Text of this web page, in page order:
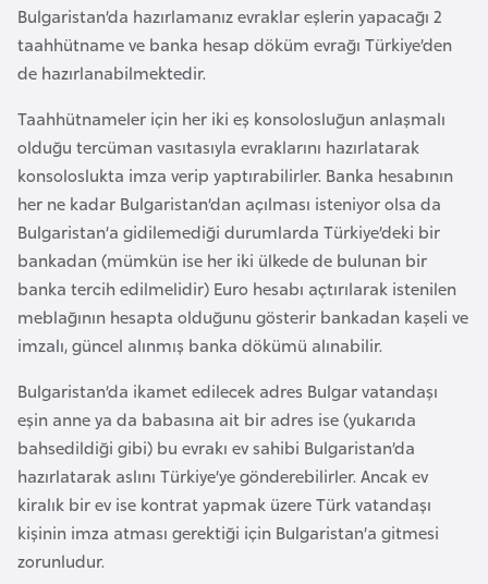
Bulgaristan’da hazırlamanız evraklar eşlerin yapacağı 2
taahhütname ve banka hesap döküm evrağı Türkiye’den
de hazırlanabilmektedir.
Taahhütnameler için her iki eş konsolosluğun anlaşmalı
olduğu tercüman vasıtasıyla evraklarını hazırlatarak
konsoloslukta imza verip yaptırabilirler. Banka hesabının
her ne kadar Bulgaristan’dan açılması isteniyor olsa da
Bulgaristan’a gidilemediği durumlarda Türkiye’deki bir
bankadan (mümkün ise her iki ülkede de bulunan bir
banka tercih edilmelidir) Euro hesabı açtırılarak istenilen
meblağının hesapta olduğunu gösterir bankadan kaşeli ve
imzalı, güncel alınmış banka dökümü alınabilir.
Bulgaristan’da ikamet edilecek adres Bulgar vatandaşı
eşin anne ya da babasına ait bir adres ise (yukarıda
bahsedildiği gibi) bu evrakı ev sahibi Bulgaristan’da
hazırlatarak aslını Türkiye’ye gönderebilirler. Ancak ev
kiralık bir ev ise kontrat yapmak üzere Türk vatandaşı
kişinin imza atması gerektiği için Bulgaristan’a gitmesi
zorunludur.
F
a
s
d
Ç
e
k
u
m
h
u
r
i
y